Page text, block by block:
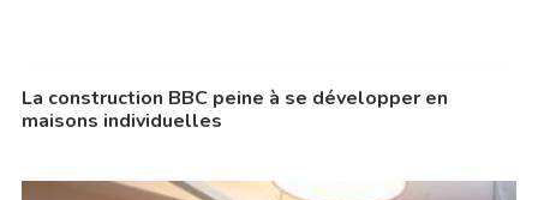
La construction BBC peine à se développer en
maisons individuelles